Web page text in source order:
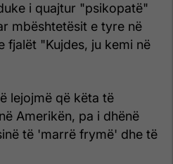
i quajtur "psikopatë"
mbështetësit e tyre në
fjalët "Kujdes, ju kemi në
lejojmë që këta të
Amerikën, pa i dhënë
të 'marrë frymë' dhe të